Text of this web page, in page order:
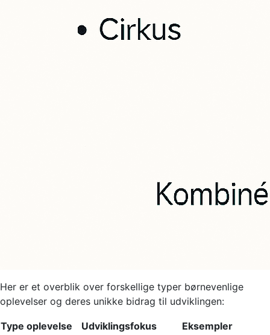
Her er et overblik over forskellige typer børnevenlige
oplevelser og deres unikke bidrag til udviklingen:
Type oplevelse Udviklingsfokus
Eksempler